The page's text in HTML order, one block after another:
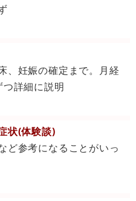
、妊娠の確定まで。月経
詳細に説明
状(体験談)
ど参考になることがいっ